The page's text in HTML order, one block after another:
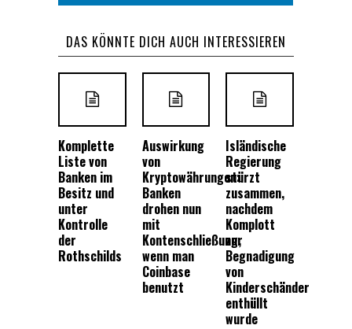
DAS KÖNNTE DICH AUCH INTERESSIEREN
Komplette
Liste von
Banken im
Besitz und
unter
Kontrolle
der
Rothschilds
Auswirkung
von
Kryptowährungen:
Banken
drohen nun
mit
Kontenschließung,
wenn man
Coinbase
benutzt
Isländische
Regierung
stürzt
zusammen,
nachdem
Komplott
zur
Begnadigung
von
Kinderschänder
enthüllt
wurde